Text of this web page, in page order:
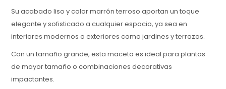
Su acabado liso y color marrón terroso aportan un toque
elegante y sofisticado a cualquier espacio, ya sea en
interiores modernos o exteriores como jardines y terrazas.
Con un tamaño grande, esta maceta es ideal para plantas
de mayor tamaño o combinaciones decorativas
impactantes.